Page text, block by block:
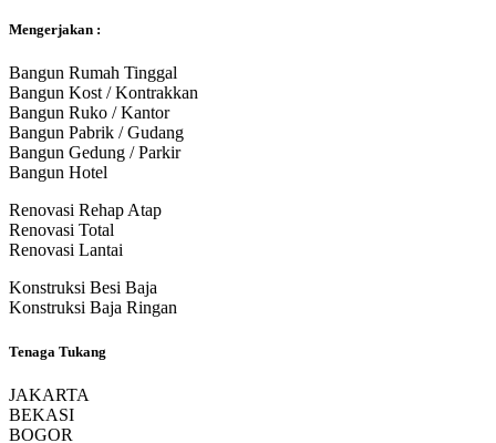
Mengerjakan :
Bangun Rumah Tinggal
Bangun Kost / Kontrakkan
Bangun Ruko / Kantor
Bangun Pabrik / Gudang
Bangun Gedung / Parkir
Bangun Hotel
Renovasi Rehap Atap
Renovasi Total
Renovasi Lantai
Konstruksi Besi Baja
Konstruksi Baja Ringan
Tenaga Tukang
JAKARTA
BEKASI
BOGOR